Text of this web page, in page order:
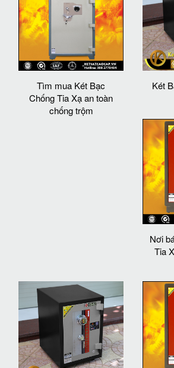
Tìm mua Két Bạc
Chống Tia Xạ an toàn
chống trộm
Két
Nơi
Tia